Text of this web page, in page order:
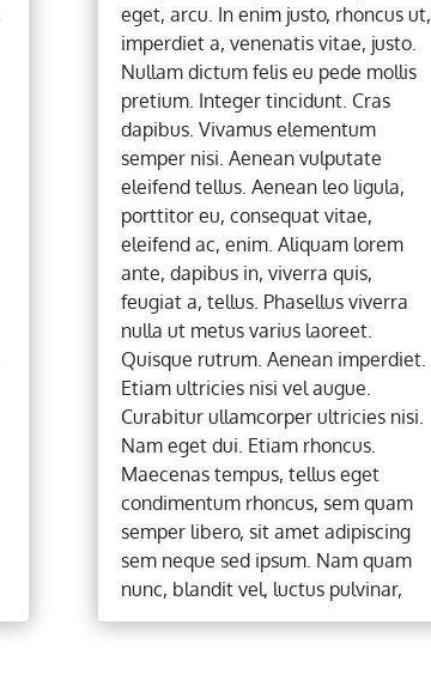
eget, arcu. In enim justo, rhoncus ut,
imperdiet a, venenatis vitae, justo.
Nullam dictum felis eu pede mollis
pretium. Integer tincidunt. Cras
dapibus. Vivamus elementum
semper nisi. Aenean vulputate
eleifend tellus. Aenean leo ligula,
porttitor eu, consequat vitae,
eleifend ac, enim. Aliquam lorem
ante, dapibus in, viverra quis,
feugiat a, tellus. Phasellus viverra
nulla ut metus varius laoreet.
Quisque rutrum. Aenean imperdiet.
Etiam ultricies nisi vel augue.
Curabitur ullamcorper ultricies nisi.
Nam eget dui. Etiam rhoncus.
Maecenas tempus, tellus eget
condimentum rhoncus, sem quam
semper libero, sit amet adipiscing
sem neque sed ipsum. Nam quam
nunc, blandit vel, luctus pulvinar,